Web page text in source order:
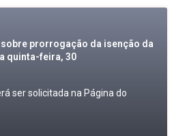
prorrogação da isenção da
quinta-feira, 30
ser solicitada na Página do